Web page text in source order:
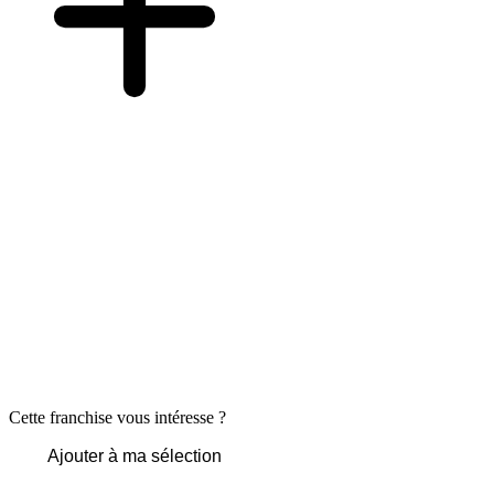
Cette franchise vous intéresse ?
Ajouter à ma sélection